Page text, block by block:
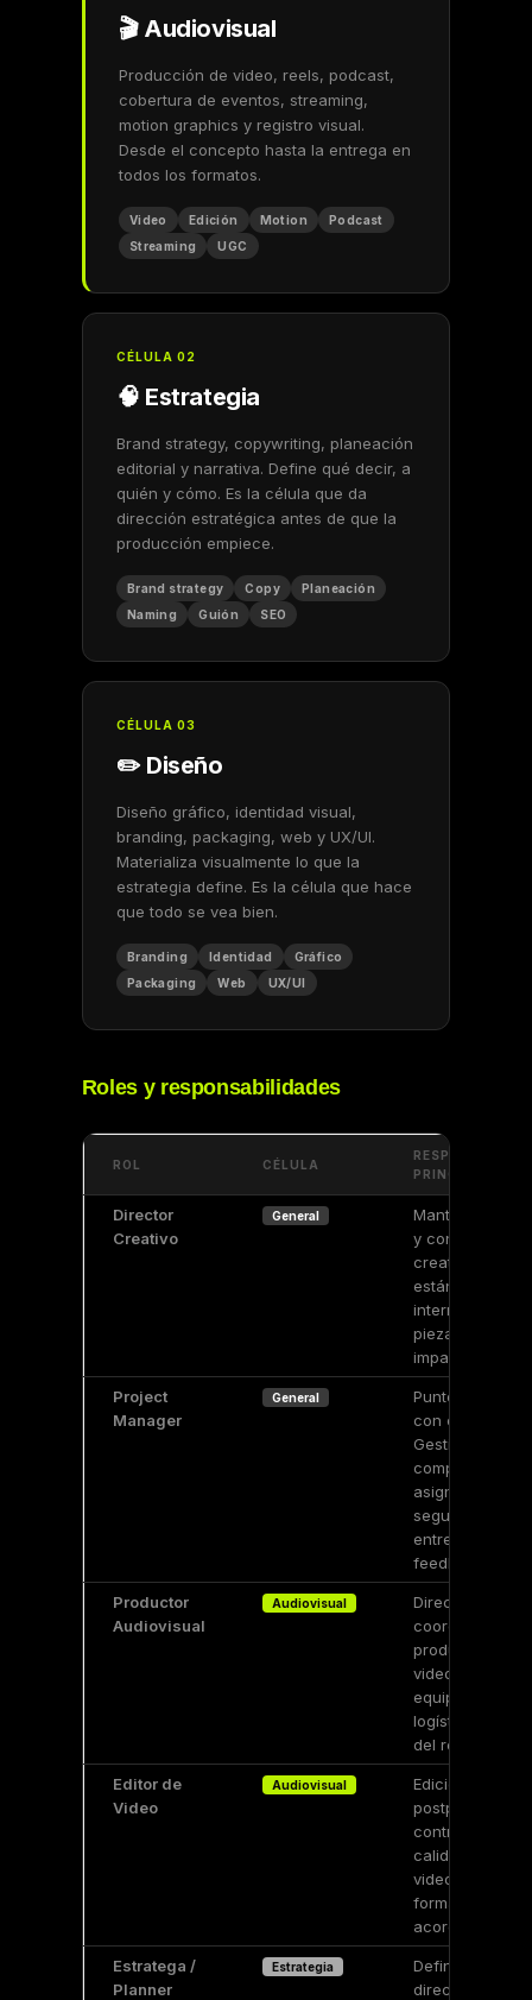
🎬 Audiovisual
Producción de video, reels, podcast,
cobertura de eventos, streaming,
motion graphics y registro visual.
Desde el concepto hasta la entrega en
todos los formatos.
Video Edición Motion
Podcast
Streaming
UGC
CÉLULA 02
🧠 Estrategia
Brand strategy, copywriting, planeación
editorial y narrativa. Define qué decir, a
quién y cómo. Es la célula que da
dirección estratégica antes de que la
producción empiece.
Brand strategy Copy
Planeación
Naming
Guión SEO
CÉLULA 03
✏️ Diseño
Diseño gráfico, identidad visual,
branding, packaging, web y UX/UI.
Materializa visualmente lo que la
estrategia define. Es la célula que hace
que todo se vea bien.
Branding Identidad
Gráfico
Packaging
Web UX/UI
Roles y responsabilidades
ROL CÉLULA
PRINCIPAL
Director
Creativo
General
Mantener
y consistencia
creativa.
estándar.
internamente
piezas de alto
impacto.
Project
Manager
General
Punto de
con el cliente.
Gestiona flujo
completo: brief,
asignación,
seguimiento,
entrega,
feedback y
Productor
Audiovisual
Audiovisual
Dirección y
coordinación
producciones
video. Gestiona
equipo técnico,
logística y
del resultado.
Editor de
Video
Audiovisual
Edición,
control técnico
calidad de
video. Entrega
formatos
acordados.
Estratega /
Planner
Estrategia
Define la
dirección